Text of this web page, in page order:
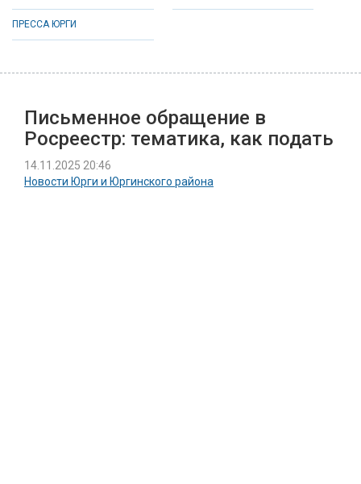
ПРЕССА ЮРГИ
Письменное обращение в
Росреестр: тематика, как подать
14.11.2025 20:46
Новости Юрги и Юргинского района